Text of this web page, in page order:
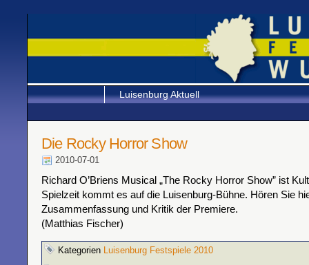
Luisenburg Aktuell
Die Rocky Horror Show
2010-07-01
Richard O’Briens Musical „The Rocky Horror Show” ist
Spielzeit kommt es auf die Luisenburg-Bühne. Hören Sie
Zusammenfassung und Kritik der Premiere.
(Matthias Fischer)
Kategorien Luisenburg Festspiele 2010